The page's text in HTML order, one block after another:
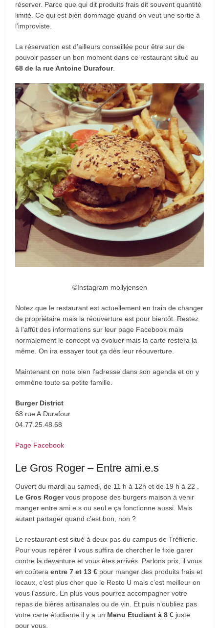
réserver. Parce que qui dit produits frais dit souvent quantité
limité. Ce qui est bien dommage quand on veut une sortie à
l’improviste.
La réservation est d’ailleurs conseillée pour être sur de
pouvoir passer un bon moment dans ce restaurant situé au
68 de la rue Antoine Durafour.
©Instagram mollyjensen
Notez que le restaurant est actuellement en train de changer
de propriétaire mais la réouverture est pour bientôt. Restez
à l’affût des informations sur leur page Facebook mais
normalement le concept va évoluer mais la carte restera la
même. On ira essayer tout ça dès leur réouverture.
Maintenant on note bien l’adresse dans son agenda et on y
emmène toute sa petite famille.
Burger District
68 rue A.Durafour
04.77.25.48.68
Page Facebook
Le Gros Roger – Entre ami.e.s
Ouvert du mardi au samedi, de 11 h à 12h et de 19 h à 22 .
Le Gros Rogervous propose des burgers maison à venir
manger entre ami.e.s ou seul.e ça fonctionne aussi. Mais
autant partager quand c’est bon, non ?
Le restaurant est situé à deux pas du campus de Tréfilerie.
Pour vous repérer il vous suffira de chercher le fixie garer
contre la devanture et vous êtes arrivés. Parlons prix, il vous
en coûteraentre 7 et 13 € pour manger des produits frais et
locaux, c’est plus cher que le Resto U mais c’est meilleur on
vous l’assure. En plus vous pourrez accompagner votre
repas de bières artisanales ou de vin. Et puis n’oubliez pas
votre carte étudiante il y a un Menu Etudiant à 8 € juste
pour vous.